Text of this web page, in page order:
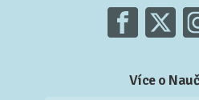
Více o